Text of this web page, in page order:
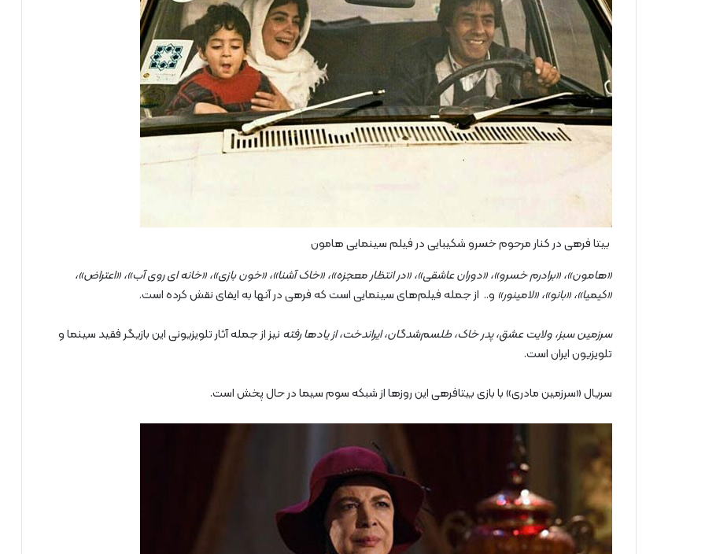
بیتا فرهی در کنار مرحوم خسرو شکیبایی در فیلم سینمایی هامون
«هامون»، «برادرم خسرو»، «دوران عاشقی»، «در انتظار معجزه»، «خاک آشنا»، «خون بازی»، «خانه ای روی آب»، «اعتراض»،
«کیمیا»، «بانو»، «لامینور» و.. از جمله فیلم‌های سینمایی است که فرهی در آنها به ایفای نقش کرده است.
سرزمین سبز، ولایت عشق، پدر خاک، طلسم‌شدگان، ایراندخت، از یادها رفته نیز از جمله آثار تلویزیونی این بازیگر فقید سینما و
تلویزیون ایران است.
سریال «سرزمین مادری» با بازی بیتافرهی این روزها از شبکه سوم سیما در حال پخش است.